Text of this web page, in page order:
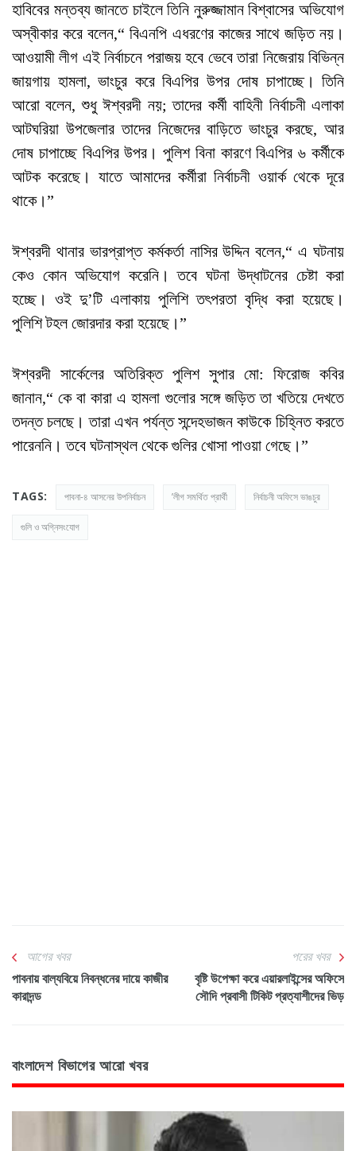
হাবিবের মন্তব্য জানতে চাইলে তিনি নুরুজ্জামান বিশ্বাসের অভিযোগ
অস্বীকার করে বলেন,“ বিএনপি এধরণের কাজের সাথে জড়িত নয়।
আওয়ামী লীগ এই নির্বাচনে পরাজয় হবে ভেবে তারা নিজেরায় বিভিন্ন
জায়গায় হামলা, ভাংচুর করে বিএপির উপর দোষ চাপাচ্ছে। তিনি
আরো বলেন, শুধু ঈশ্বরদী নয়; তাদের কর্মী বাহিনী নির্বাচনী এলাকা
আটঘরিয়া উপজেলার তাদের নিজেদের বাড়িতে ভাংচুর করছে, আর
দোষ চাপাচ্ছে বিএপির উপর। পুলিশ বিনা কারণে বিএপির ৬ কর্মীকে
আটক করেছে। যাতে আমাদের কর্মীরা নির্বাচনী ওয়ার্ক থেকে দূরে
থাকে।”
ঈশ্বরদী থানার ভারপ্রাপ্ত কর্মকর্তা নাসির উদ্দিন বলেন,“ এ ঘটনায়
কেও কোন অভিযোগ করেনি। তবে ঘটনা উদ্ধাটনের চেষ্টা করা
হচ্ছে। ওই দু’টি এলাকায় পুলিশি তৎপরতা বৃদ্ধি করা হয়েছে।
পুলিশি টহল জোরদার করা হয়েছে।”
ঈশ্বরদী সার্কেলের অতিরিক্ত পুলিশ সুপার মো: ফিরোজ কবির
জানান,“ কে বা কারা এ হামলা গুলোর সঙ্গে জড়িত তা খতিয়ে দেখতে
তদন্ত চলছে। তারা এখন পর্যন্ত সন্দেহভাজন কাউকে চিহ্নিত করতে
পারেননি। তবে ঘটনাস্থল থেকে গুলির খোসা পাওয়া গেছে।”
TAGS: পাবনা-৪ আসনের উপনির্বাচন ’লীগ সমর্থিত প্রার্থী নির্বাচনী অফিসে ভাঙচুর
গুলি ও অগ্নিসংযোগ
আগের খবর
পাবনায় বাল্যবিয়ে নিবন্ধনের দায়ে কাজীর
কারাদন্ড
পরের খবর
বৃষ্টি উপেক্ষা করে এয়ারলাইন্সের অফিসে
সৌদি প্রবাসী টিকিট প্রত্যাশীদের ভিড়
বাংলাদেশ বিভাগের আরো খবর